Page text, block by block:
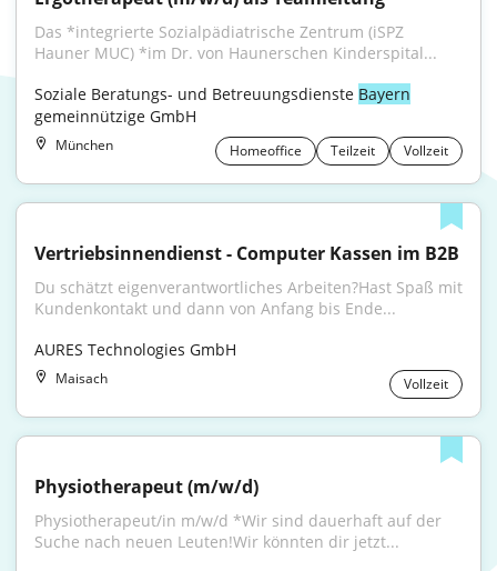
Das *integrierte Sozialpädiatrische Zentrum (iSPZ
Hauner MUC) *im Dr. von Haunerschen Kinderspital...
Soziale Beratungs- und Betreuungsdienste Bayern
gemeinnützige GmbH
München Homeoffice Teilzeit Vollzeit
Vertriebsinnendienst - Computer Kassen im B2B
Du schätzt eigenverantwortliches Arbeiten?Hast Spaß mit
Kundenkontakt und dann von Anfang bis Ende...
AURES Technologies GmbH
Maisach Vollzeit
Physiotherapeut (m/w/d)
Physiotherapeut/in m/w/d *Wir sind dauerhaft auf der
Suche nach neuen Leuten!Wir könnten dir jetzt...